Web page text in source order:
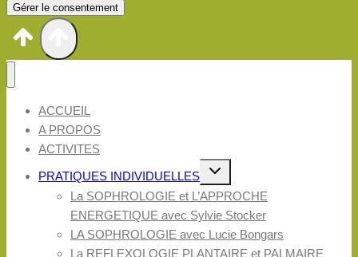
Gérer le consentement
ACCUEIL
A PROPOS
ACTIVITES
PRATIQUES INDIVIDUELLES
Ouvrir/fermer
menu
enfant
La SOPHROLOGIE et L’APPROCHE
ENERGETIQUE avec Sylvie Stocker
LA SOPHROLOGIE avec Lucie Bongars
La REFLEXOLOGIE PLANTAIRE et PALMAIRE